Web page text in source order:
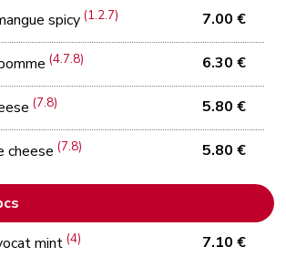
spicy(1.2.7) 7.00 €
(4.7.8) 6.30 €
(7.8) 5.80 €
cheese(7.8) 5.80 €
mint(4) 7.10 €